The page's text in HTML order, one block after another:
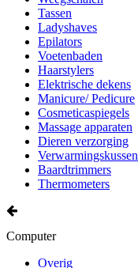
Tassen
Ladyshaves
Epilators
Voetenbaden
Haarstylers
Elektrische dekens
Manicure/ Pedicure
Cosmeticaspiegels
Massage apparaten
Dieren verzorging
Verwarmingskussen
Baardtrimmers
Thermometers
Computer
Overig